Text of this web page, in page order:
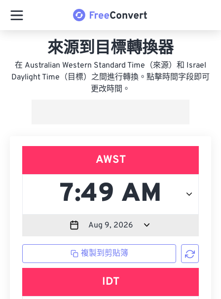
來源到目標轉換器
在 Australian Western Standard Time（來源）和 Israel
Daylight Time（目標）之間進行轉換。點擊時間字段即可
更改時間。
AWST
複製到剪貼簿
IDT